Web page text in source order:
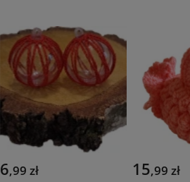
6,99 zł 15,99 zł